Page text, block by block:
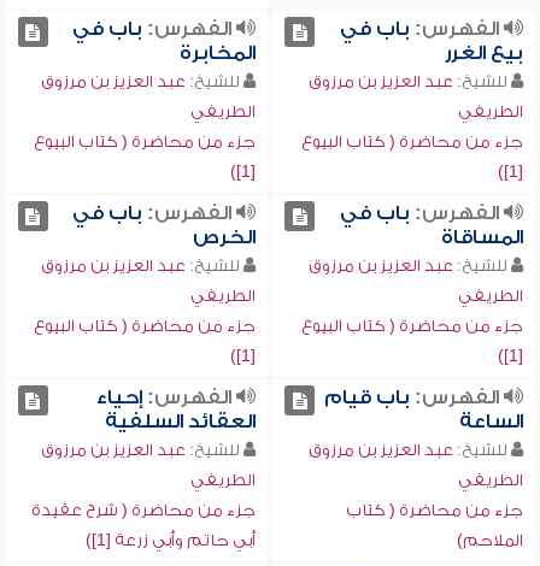
الفهرس: باب في
بيع الغرر
للشيخ: عبد العزيز بن مرزوق
الطريفي
جزء من محاضرة ( كتاب البيوع
[1])
الفهرس: باب في
المخابرة
للشيخ: عبد العزيز بن مرزوق
الطريفي
جزء من محاضرة ( كتاب البيوع
[1])
الفهرس: باب في
المساقاة
للشيخ: عبد العزيز بن مرزوق
الطريفي
جزء من محاضرة ( كتاب البيوع
[1])
الفهرس: باب في
الخرص
للشيخ: عبد العزيز بن مرزوق
الطريفي
جزء من محاضرة ( كتاب البيوع
[1])
الفهرس: باب قيام
الساعة
للشيخ: عبد العزيز بن مرزوق
الطريفي
جزء من محاضرة ( كتاب
الملاحم)
الفهرس:إحياء
العقائد السلفية
للشيخ: عبد العزيز بن مرزوق
الطريفي
جزء من محاضرة ( شرح عقيدة
أبي حاتم وأبي زرعة [1])